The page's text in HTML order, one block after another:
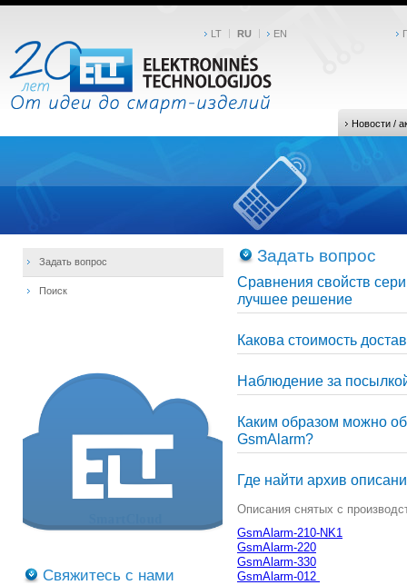
LT RU EN
Новости /
Задать вопрос
Поиск
Задать вопрос
Сравнения свойств
лучшее решение
Какова стоимость
Наблюдение за
Каким образом можно
GsmAlarm?
Где найти архив
Описания снятых с
GsmAlarm-210-NK1
GsmAlarm-220
GsmAlarm-330
GsmAlarm-012
Свяжитесь с нами